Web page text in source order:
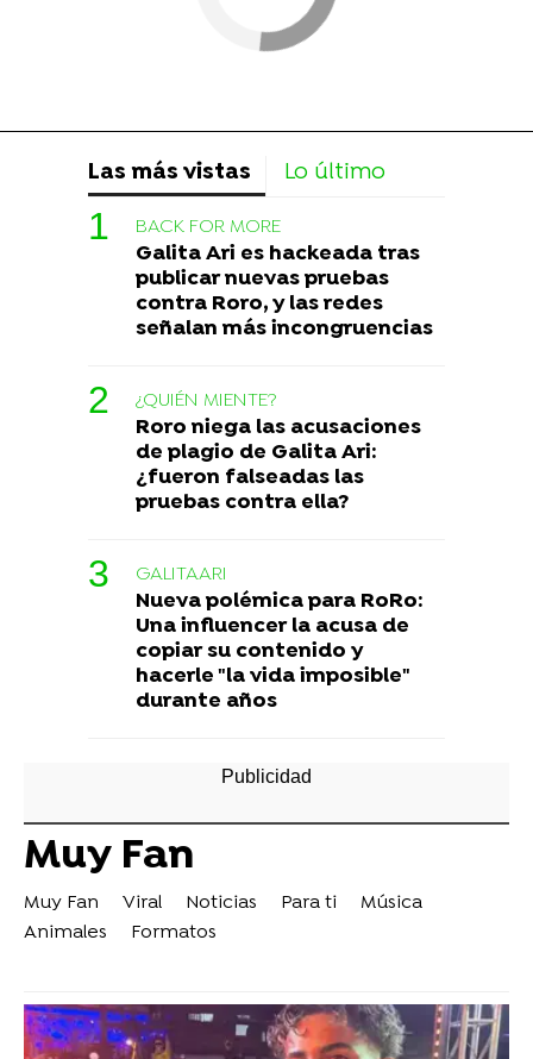
Las más vistas Lo último
BACK FOR MORE
Galita Ari es hackeada tras
publicar nuevas pruebas
contra Roro, y las redes
señalan más incongruencias
¿QUIÉN MIENTE?
Roro niega las acusaciones
de plagio de Galita Ari:
¿fueron falseadas las
pruebas contra ella?
GALITAARI
Nueva polémica para RoRo:
Una influencer la acusa de
copiar su contenido y
hacerle "la vida imposible"
durante años
Muy Fan
Muy Fan Viral Noticias Para ti
Música
Animales
Formatos